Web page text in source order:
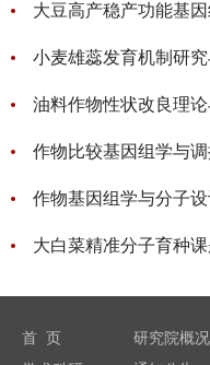
大豆高产稳产功能基
小麦雄蕊发育机制研
油料作物性状改良理
作物比较基因组学与
作物基因组学与分子
大白菜精准分子育种课
首 页 研究院概况